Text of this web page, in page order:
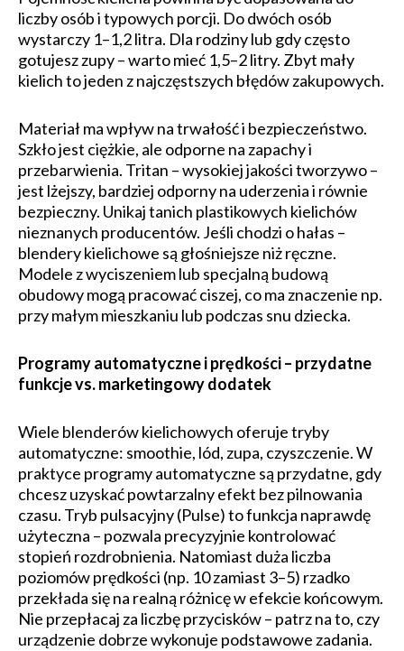
liczby osób i typowych porcji. Do dwóch osób
wystarczy 1–1,2 litra. Dla rodziny lub gdy często
gotujesz zupy – warto mieć 1,5–2 litry. Zbyt mały
kielich to jeden z najczęstszych błędów zakupowych.
Materiał ma wpływ na trwałość i bezpieczeństwo.
Szkło jest ciężkie, ale odporne na zapachy i
przebarwienia. Tritan – wysokiej jakości tworzywo –
jest lżejszy, bardziej odporny na uderzenia i równie
bezpieczny. Unikaj tanich plastikowych kielichów
nieznanych producentów. Jeśli chodzi o hałas –
blendery kielichowe są głośniejsze niż ręczne.
Modele z wyciszeniem lub specjalną budową
obudowy mogą pracować ciszej, co ma znaczenie np.
przy małym mieszkaniu lub podczas snu dziecka.
Programy automatyczne i prędkości – przydatne
funkcje vs. marketingowy dodatek
Wiele blenderów kielichowych oferuje tryby
automatyczne: smoothie, lód, zupa, czyszczenie. W
praktyce programy automatyczne są przydatne, gdy
chcesz uzyskać powtarzalny efekt bez pilnowania
czasu. Tryb pulsacyjny (Pulse) to funkcja naprawdę
użyteczna – pozwala precyzyjnie kontrolować
stopień rozdrobnienia. Natomiast duża liczba
poziomów prędkości (np. 10 zamiast 3–5) rzadko
przekłada się na realną różnicę w efekcie końcowym.
Nie przepłacaj za liczbę przycisków – patrz na to, czy
urządzenie dobrze wykonuje podstawowe zadania.